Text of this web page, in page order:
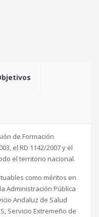
de Formación
el RD 1142/2007 y el
el territorio nacional.
como méritos en
Administración Pública
Andaluz de Salud
Servicio Extremeño de